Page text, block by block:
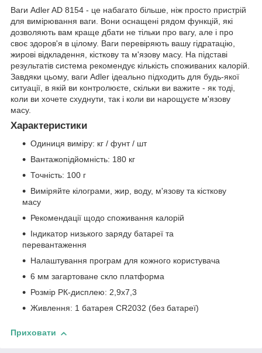
Ваги Adler AD 8154 - це набагато більше, ніж просто пристрій
для вимірювання ваги. Вони оснащені рядом функцій, які
дозволяють вам краще дбати не тільки про вагу, але і про
своє здоров'я в цілому. Ваги перевіряють вашу гідратацію,
жирові відкладення, кісткову та м'язову масу. На підставі
результатів система рекомендує кількість споживаних калорій.
Завдяки цьому, ваги Adler ідеально підходить для будь-якої
ситуації, в якій ви контролюєте, скільки ви важите - як тоді,
коли ви хочете схуднути, так і коли ви нарощуєте м'язову
масу.
Характеристики
Одиниця виміру: кг / фунт / шт
Вантажопідйомність: 180 кг
Точність: 100 г
Виміряйте кілограми, жир, воду, м'язову та кісткову
масу
Рекомендації щодо споживання калорій
Індикатор низького заряду батареї та
перевантаження
Налаштування програм для кожного користувача
6 мм загартоване скло платформа
Розмір РК-дисплею: 2,9x7,3
Живлення: 1 батарея CR2032 (без батареї)
Приховати